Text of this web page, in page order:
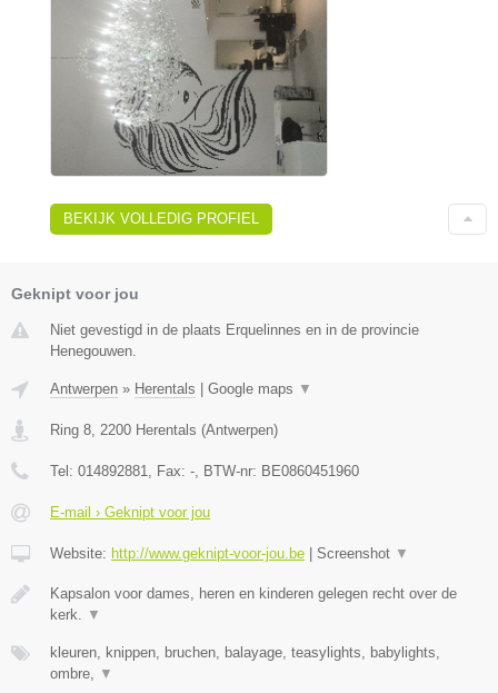
BEKIJK VOLLEDIG PROFIEL
Geknipt voor jou
Niet gevestigd in de plaats Erquelinnes en in de provincie
Henegouwen.
Antwerpen » Herentals | Google maps ▼
Ring 8 2200 Herentals (Antwerpen)
Tel: 014892881 , Fax: - , BTW-nr: BE0860451960
E-mail › Geknipt voor jou
Website: http://www.geknipt-voor-jou.be | Screenshot ▼
Kapsalon voor dames, heren en kinderen gelegen recht over de
kerk.
▼
kleuren, knippen, bruchen, balayage, teasylights, babylights,
ombre,
▼